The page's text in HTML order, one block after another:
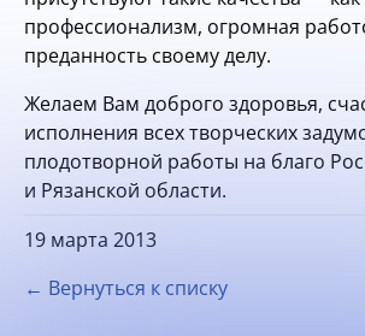
профессионализм, огромная
преданность своему делу.
Желаем Вам доброго здоровья,
исполнения всех творческих
плодотворной работы на благо
и Рязанской области.
19 марта 2013
← Вернуться к списку